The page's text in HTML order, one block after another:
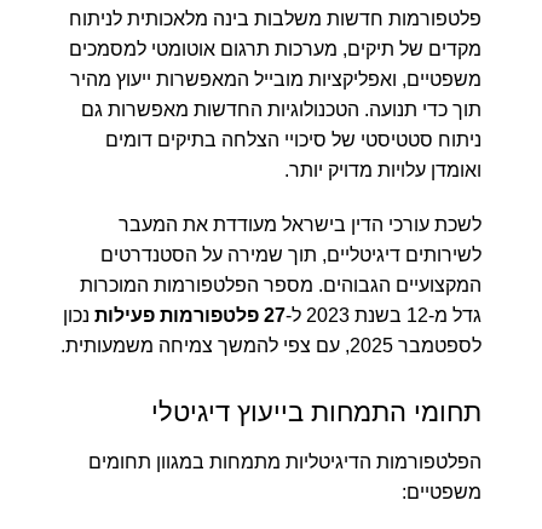
פלטפורמות חדשות משלבות בינה מלאכותית לניתוח
מקדים של תיקים, מערכות תרגום אוטומטי למסמכים
משפטיים, ואפליקציות מובייל המאפשרות ייעוץ מהיר
תוך כדי תנועה. הטכנולוגיות החדשות מאפשרות גם
ניתוח סטטיסטי של סיכויי הצלחה בתיקים דומים
ואומדן עלויות מדויק יותר.
לשכת עורכי הדין בישראל מעודדת את המעבר
לשירותים דיגיטליים, תוך שמירה על הסטנדרטים
המקצועיים הגבוהים. מספר הפלטפורמות המוכרות
גדל מ-12 בשנת 2023 ל-
27 פלטפורמות פעילות
נכון
לספטמבר 2025, עם צפי להמשך צמיחה משמעותית.
תחומי התמחות בייעוץ דיגיטלי
הפלטפורמות הדיגיטליות מתמחות במגוון תחומים
משפטיים: